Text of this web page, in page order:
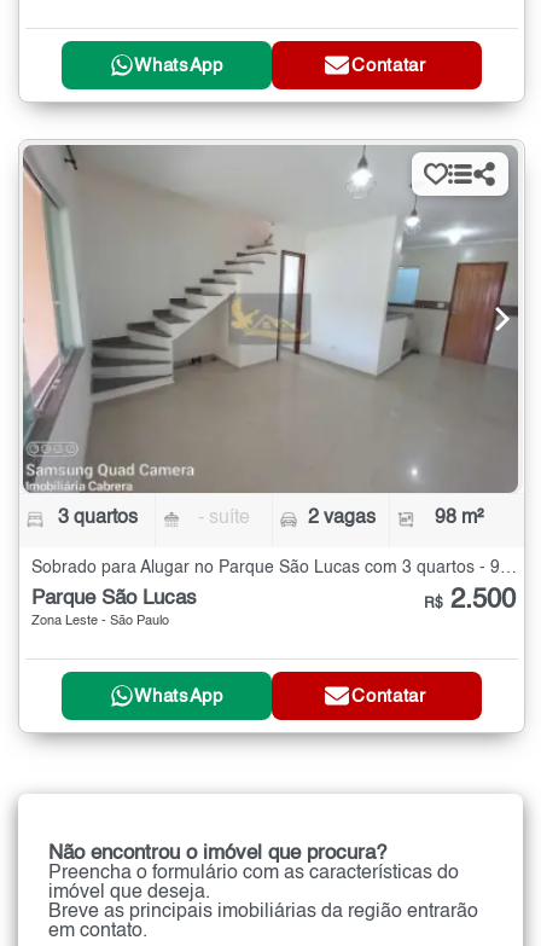
WhatsApp Contatar
3 quartos - suíte 2 vagas 98 m²
Sobrado para Alugar no Parque São Lucas com 3 quartos - 98 m²
Parque São Lucas
Zona Leste - São Paulo
R$ 2.500
WhatsApp Contatar
Não encontrou o imóvel que procura?
Preencha o formulário com as características do
imóvel que deseja.
Breve as principais imobiliárias da região entrarão
em contato.